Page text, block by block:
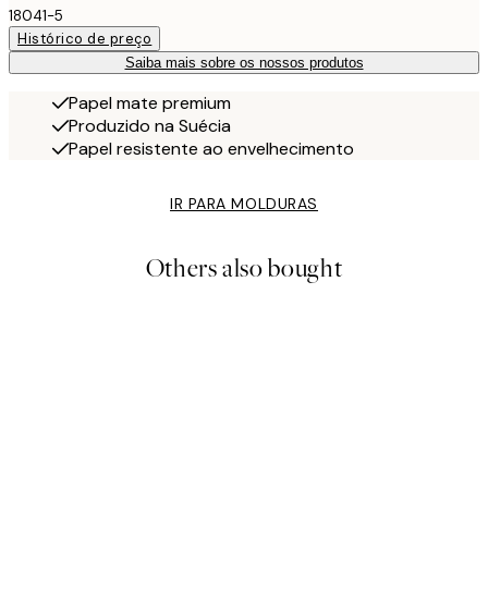
18041-5
Histórico de preço
Saiba mais sobre os nossos produtos
Papel mate premium
Produzido na Suécia
Papel resistente ao envelhecimento
IR PARA MOLDURAS
Others also bought